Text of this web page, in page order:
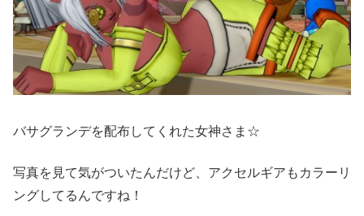
バサグランデを配布してくれた女神さま☆
写真を見て気がついたんだけど、アクセルギアもカラーリ
ングしてるんですね！